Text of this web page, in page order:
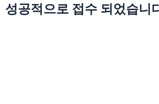
성공적으로 접수 되었습니